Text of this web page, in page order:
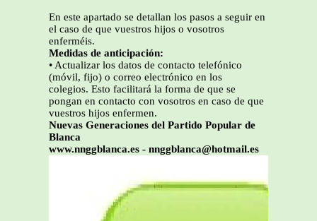
En este apartado se detallan los pasos a seguir en
el caso de que vuestros hijos o vosotros
enferméis.
Medidas de anticipación:
• Actualizar los datos de contacto telefónico
(móvil, fijo) o correo electrónico en los
colegios. Esto facilitará la forma de que se
pongan en contacto con vosotros en caso de que
vuestros hijos enfermen.
Nuevas Generaciones del Partido Popular de
Blanca
www.nnggblanca.es - nnggblanca@hotmail.es